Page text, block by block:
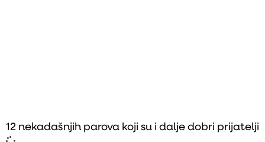
12 nekadašnjih parova koji su i dalje dobri prijatelji